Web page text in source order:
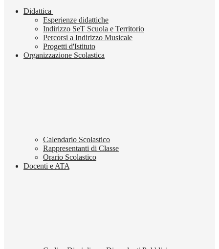
Didattica
Esperienze didattiche
Indirizzo SeT Scuola e Territorio
Percorsi a Indirizzo Musicale
Progetti d'Istituto
Organizzazione Scolastica
Calendario Scolastico
Rappresentanti di Classe
Orario Scolastico
Docenti e ATA